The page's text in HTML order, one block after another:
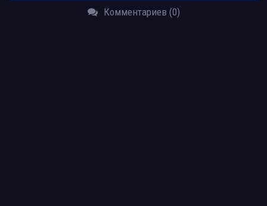
Комментариев (0)